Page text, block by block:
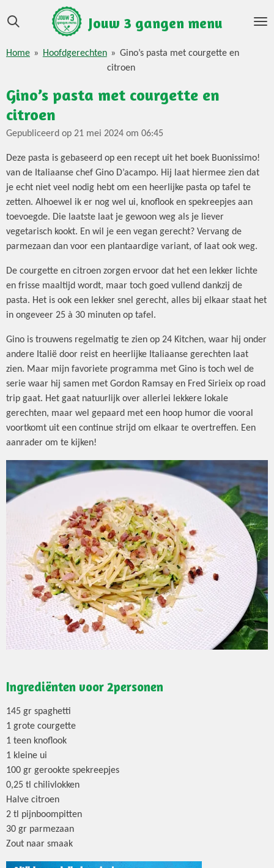
direct
de
Jouw 3 gangen menu
Home » Hoofdgerechten » Gino’s pasta met courgette en
citroen
Gino’s pasta met courgette en
citroen
Gepubliceerd op 21 mei 2024 om 06:45
Deze pasta is gebaseerd op een recept uit het boek Buonissimo!
van de Italiaanse chef Gino D’acampo. Hij laat hiermee zien dat
je echt niet veel nodig hebt om een heerlijke pasta op tafel te
zetten. Alhoewel ik er nog wel ui, knoflook en spekreepjes aan
toevoegde. Die laatste laat je gewoon weg als je liever
vegetarisch kookt. En wil je een vegan gerecht? Vervang de
parmezaan dan voor een plantaardige variant, of laat ook weg.
De courgette en citroen zorgen ervoor dat het een lekker lichte
en frisse maaltijd wordt, maar toch goed vullend dankzij de
pasta. Het is ook een lekker snel gerecht, alles bij elkaar staat het
in ongeveer 25 à 30 minuten op tafel.
Gino is trouwens regelmatig te zien op 24 Kitchen, waar hij onder
andere Italië door reist en heerlijke Italiaanse gerechten laat
zien. Maar mijn favoriete programma met Gino is toch wel de
serie waar hij samen met Gordon Ramsay en Fred Sirieix op road
trip gaat. Het gaat natuurlijk over allerlei lekkere lokale
gerechten, maar wel gepaard met een hoop humor die vooral
voortkomt uit een continue strijd om elkaar te overtreffen. Een
aanrader om te kijken!
Ingrediënten voor 2personen
145 gr spaghetti
1 grote courgette
1 teen knoflook
1 kleine ui
100 gr gerookte spekreepjes
0,25 tl chilivlokken
Halve citroen
2 tl pijnboompitten
30 gr parmezaan
Zout naar smaak